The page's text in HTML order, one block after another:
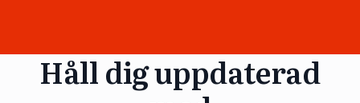
Håll dig uppdaterad